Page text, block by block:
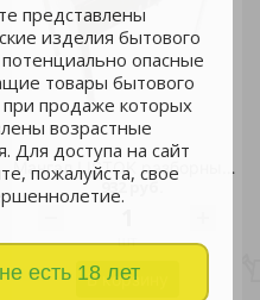
представлены
изделия бытового
опасные
товары бытового
при продаже которых
возрастные
Для доступа на сайт
пожалуйста, свое
есть 18 лет
Мангал LISTOK разборный /5
932 руб.
шт
В корзину